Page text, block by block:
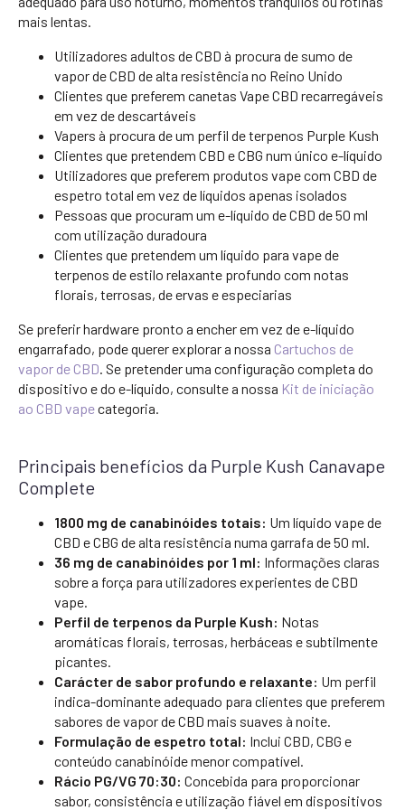
mais lentas.
Utilizadores adultos de CBD à procura de sumo de
vapor de CBD de alta resistência no Reino Unido
Clientes que preferem canetas Vape CBD recarregáveis
em vez de descartáveis
Vapers à procura de um perfil de terpenos Purple Kush
Clientes que pretendem CBD e CBG num único e-líquido
Utilizadores que preferem produtos vape com CBD de
espetro total em vez de líquidos apenas isolados
Pessoas que procuram um e-líquido de CBD de 50 ml
com utilização duradoura
Clientes que pretendem um líquido para vape de
terpenos de estilo relaxante profundo com notas
florais, terrosas, de ervas e especiarias
Se preferir hardware pronto a encher em vez de e-líquido
engarrafado, pode querer explorar a nossa Cartuchos de
vapor de CBD. Se pretender uma configuração completa do
dispositivo e do e-líquido, consulte a nossa Kit de iniciação
ao CBD vapecategoria.
Principais benefícios da Purple Kush Canavape
Complete
1800 mg de canabinóides totais: Um líquido vape de
CBD e CBG de alta resistência numa garrafa de 50 ml.
36 mg de canabinóides por 1 ml: Informações claras
sobre a força para utilizadores experientes de CBD
vape.
Perfil de terpenos da Purple Kush: Notas
aromáticas florais, terrosas, herbáceas e subtilmente
picantes.
Carácter de sabor profundo e relaxante: Um perfil
indica-dominante adequado para clientes que preferem
sabores de vapor de CBD mais suaves à noite.
Formulação de espetro total: Inclui CBD, CBG e
conteúdo canabinóide menor compatível.
Rácio PG/VG 70:30: Concebida para proporcionar
sabor, consistência e utilização fiável em dispositivos